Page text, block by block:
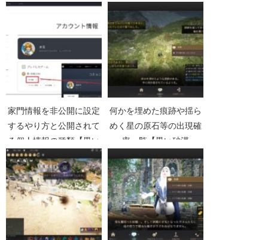
望した【黒い砂漠
Part4051】
Part5303】
家門情報を非公開に設定
するやり方と公開されて
る個人情報の種類【黒い
砂漠Part5076】
何かを埋めた痕跡や揺ら
めく星の原石等の出現確
率一覧【黒い砂漠